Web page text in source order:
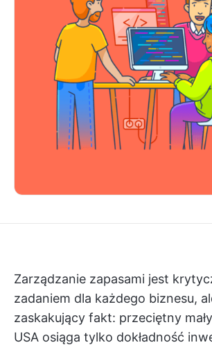
Zarządzanie zapasami jest
zadaniem dla każdego biznesu,
zaskakujący fakt: przeciętny
USA osiąga tylko dokładność